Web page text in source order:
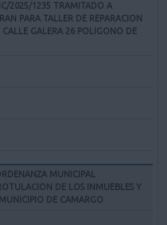
2025/1235 TRAMITADO A
PARA TALLER DE REPARACION
GALERA 26 POLIGONO DE
MUNICIPAL
DE LOS INMUEBLES Y
DE CAMARGO